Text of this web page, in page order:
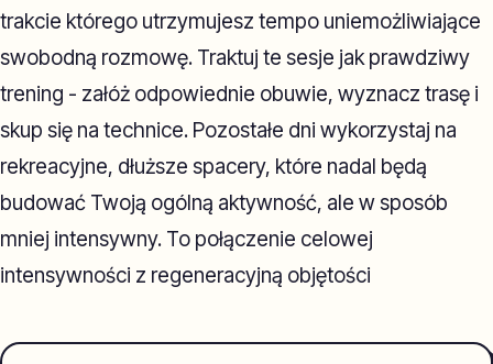
trakcie którego utrzymujesz tempo uniemożliwiające
swobodną rozmowę. Traktuj te sesje jak prawdziwy
trening - załóż odpowiednie obuwie, wyznacz trasę i
skup się na technice. Pozostałe dni wykorzystaj na
rekreacyjne, dłuższe spacery, które nadal będą
budować Twoją ogólną aktywność, ale w sposób
mniej intensywny. To połączenie celowej
intensywności z regeneracyjną objętości